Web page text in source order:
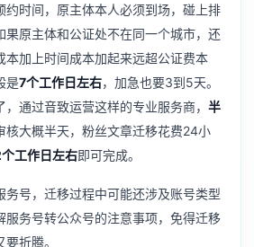
约时间，原主体本人必须到场，碰上排
果原主体和公证处不在同一个城市，还
本加上时间成本加起来远超公证费本
是7个工作日左右，加急也要3到5天。
通过音致运营这样的专业服务商， 半
核大概半天，粉丝文章迁移花费24小
工作日左右即可完成。
务号，迁移过程中可能还涉及账号类型
服务号转公众号的注意事项，免得迁移
折腾。